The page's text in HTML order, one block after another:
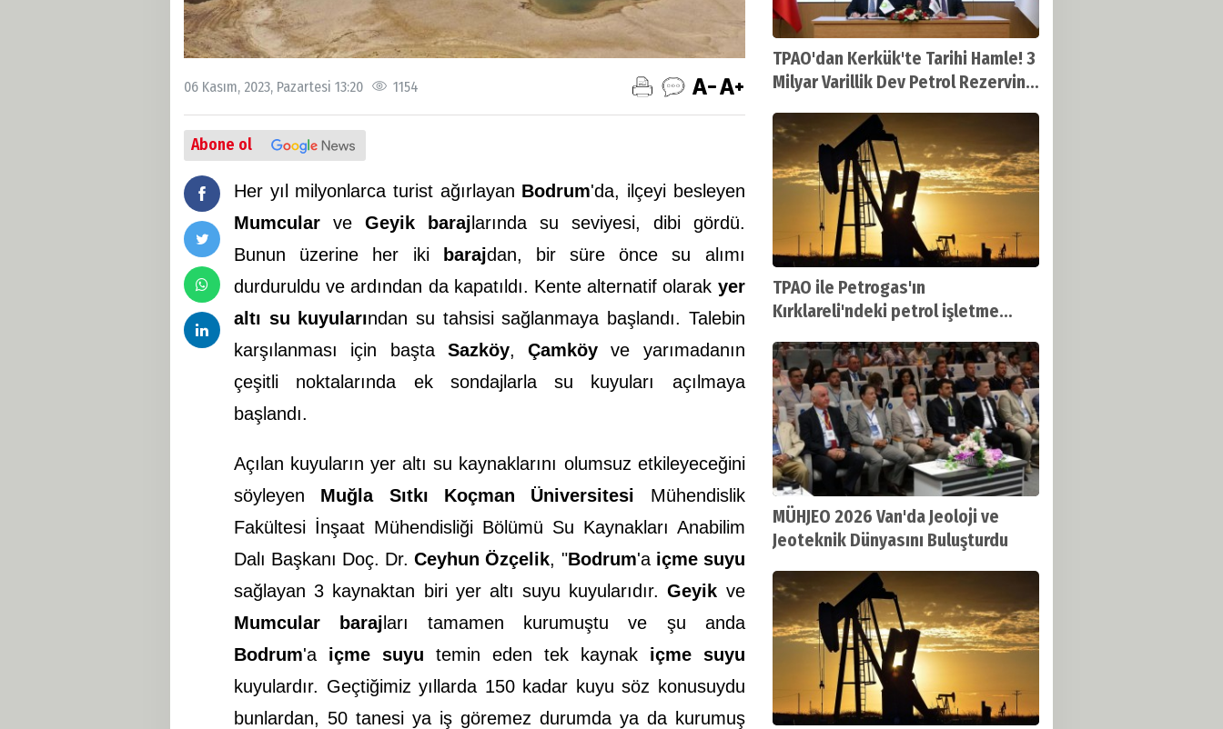
06 Kasım, 2023, Pazartesi 13:20 1154
Abone ol
Her yıl milyonlarca turist ağırlayan Bodrum'da, ilçeyi besleyen
Mumcular ve Geyik baraj larında su seviyesi, dibi gördü.
Bunun üzerine her iki
barajdan, bir süre önce su alımı
durduruldu ve ardından da kapatıldı. Kente alternatif olarak yer
altı su kuyularından su tahsisi sağlanmaya başlandı. Talebin
karşılanması için başta Sazköy,Çamköy ve yarımadanın
çeşitli noktalarında ek sondajlarla su kuyuları açılmaya
başlandı.
Açılan kuyuların yer altı su kaynaklarını olumsuz etkileyeceğini
söyleyen Muğla Sıtkı Koçman Üniversitesi Mühendislik
Fakültesi İnşaat Mühendisliği Bölümü Su Kaynakları Anabilim
Dalı Başkanı Doç. Dr.Ceyhun Özçelik, "Bodrum'a içme suyu
sağlayan 3 kaynaktan biri yer altı suyu kuyularıdır.Geyik ve
Mumcular
baraj ları tamamen kurumuştu ve şu anda
Bodrum'a içme suyu temin eden tek kaynak içme suyu
kuyulardır. Geçtiğimiz yıllarda 150 kadar kuyu söz konusuydu
bunlardan, 50 tanesi ya iş göremez durumda ya da kurumuş
TPAO'dan Kerkük'te Tarihi Hamle! 3
Milyar Varillik Dev Petrol Rezervine
TPAO ile Petrogas'ın
Kırklareli'ndeki petrol işletme
MÜHJEO 2026 Van'da Jeoloji ve
Jeoteknik Dünyasını Buluşturdu